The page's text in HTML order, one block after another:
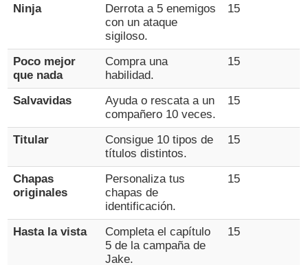
Ninja
Derrota a 5 enemigos
con un ataque
sigiloso.
15
Poco mejor
que nada
Compra una
habilidad.
15
Salvavidas
Ayuda o rescata a un
compañero 10 veces.
15
Titular
Consigue 10 tipos de
títulos distintos.
15
Chapas
originales
Personaliza tus
chapas de
identificación.
15
Hasta la vista
Completa el capítulo
5 de la campaña de
Jake.
15